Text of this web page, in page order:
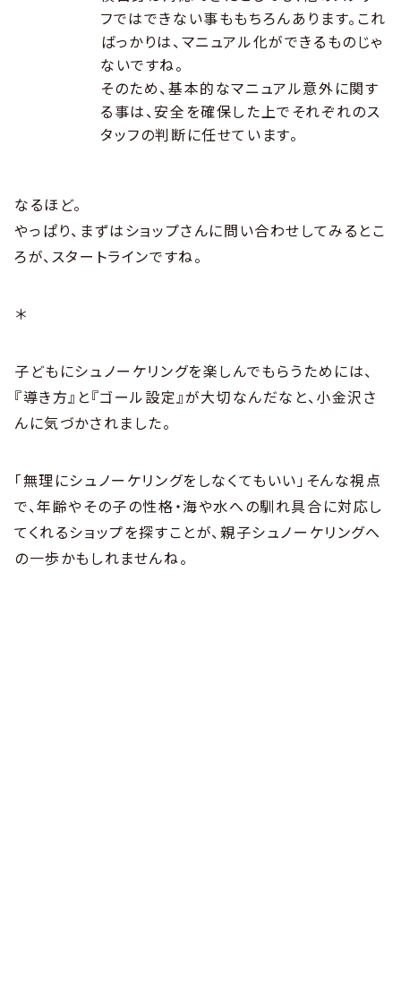
フではできない事ももちろんあります。これ
ばっかりは、マニュアル化ができるものじゃ
ないですね。
そのため、基本的なマニュアル意外に関す
る事は、安全を確保した上でそれぞれのス
タッフの判断に任せています。
なるほど。
やっぱり、まずはショップさんに問い合わせしてみるとこ
ろが、スタートラインですね。
＊
子どもにシュノーケリングを楽しんでもらうためには、
『導き方』と『ゴール設定』が大切なんだなと、小金沢さ
んに気づかされました。
「無理にシュノーケリングをしなくてもいい」そんな視点
で、年齢やその子の性格・海や水への馴れ具合に対応し
てくれるショップを探すことが、親子シュノーケリングへ
の一歩かもしれませんね。